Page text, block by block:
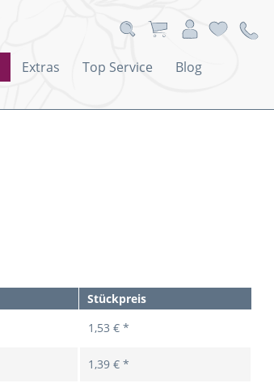
Extras Top Service Blog
Stückpreis
1,53 € *
1,39 € *